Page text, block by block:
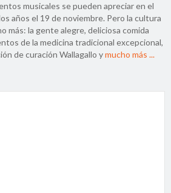
musicales se pueden apreciar en el
años el 19 de noviembre. Pero la cultura
más: la gente alegre, deliciosa comida
de la medicina tradicional excepcional,
de curación Wallagallo ymucho más ...